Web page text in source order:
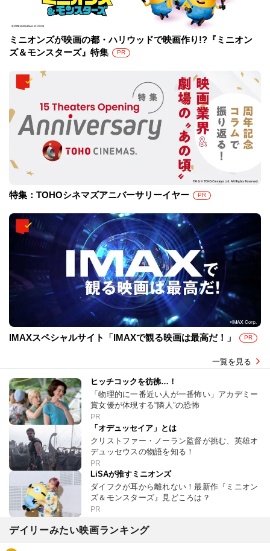
ミニオンズが映画の都・ハリウッドで映画作り!?『ミニオン
ズ＆モンスターズ』特集
PR
特集：TOHOシネマズアニバーサリーイヤー PR
IMAXスペシャルサイト「IMAXで観る映画は最高だ！」 PR
一覧を見る
ヒッチコックを彷彿…！
「物理的に一番近い人が一番怖い」アカデミー
賞女優が体現する“隣人”の恐怖
PR
「オデュッセイア」とは
クリストファー・ノーラン監督が挑む、英雄オ
デュッセウスの物語を知る！
PR
LiSAが推すミニオンズ
ダイフクが耳から離れない！最新作『ミニオン
ズ＆モンスターズ』見どころは？
PR
デイリーみたい映画ランキング